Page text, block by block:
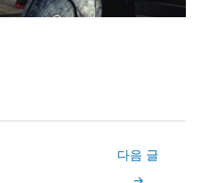
다음 글
→